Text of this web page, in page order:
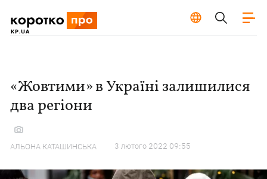
«Жовтими» в Україні залишилися
два регіони
АЛЬОНА КАТАШИНСЬКА 3 лютого 2022 09:55